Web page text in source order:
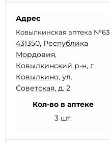
Адрес
Ковылкинская аптека №63
431350, Республика
Мордовия,
Ковылкинский р-н, г.
Ковылкино, ул.
Советская, д. 2
Кол-во в аптеке
3 шт.